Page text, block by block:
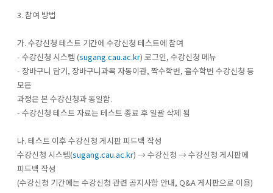
3. 참여 방법
가. 수강신청 테스트 기간에 수강신청 테스트에 참여
- 수강신청 시스템 (sugang.cau.ac.kr) 로그인, 수강신청 메뉴
- 장바구니 담기, 장바구니과목 자동이관, 짝수학번, 홀수학번 수강신청 등
모든
과정은 본 수강신청과 동일함.
- 수강신청 테스트 자료는 테스트 종료 후 일괄 삭제 됨
나. 테스트 이후 수강신청 게시판 피드백 작성
수강신청 시스템(sugang.cau.ac.kr) → 수강신청 → 수강신청 게시판에
피드백 작성
(수강신청 기간에는 수강신청 관련 공지사항 안내, Q&A 게시판으로 이용)